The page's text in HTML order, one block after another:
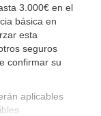
3.000€ en el
básica en
esta
seguros
confirmar su
aplicables